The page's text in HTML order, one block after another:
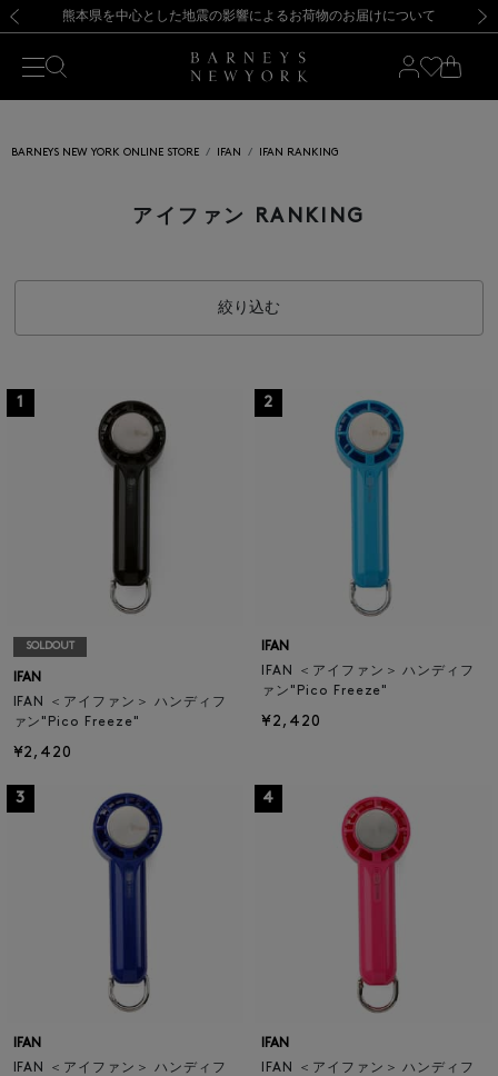
新規登録のお客様も対象！＜MY BARNEYS＞会員のお客様は11,000円（税込）以上のお買上げで常時送料無料！お買い物の際は会員登録を！
【夏季休業に伴う返品・交換承り一時停止のお知らせ】（2026.8.5）
熊本県を中心とした地震の影響によるお荷物のお届けについて
【開催中】SUMMER SALEのご案内・ご注意事項 新規登録のお客様も対象！＜MY BARNEYS＞会員のお客様は11,000円（税込）以上のお買上げで常時送料無料！お買い物の際は会員登録を！
【夏季休業に伴う返品・交換承り一時停止のお知らせ】（2026.8.5）
BARNEYS NEW YORK ONLINE STORE IFAN IFAN RANKING
アイファン RANKING
絞り込む
1
SOLDOUT
IFAN
IFAN ＜アイファン＞ ハンディフ
ァン"Pico Freeze"
¥2,420
2
IFAN
IFAN ＜アイファン＞ ハンディフ
ァン"Pico Freeze"
¥2,420
3
IFAN
IFAN ＜アイファン＞ ハンディフ
4
IFAN
IFAN ＜アイファン＞ ハンディフ